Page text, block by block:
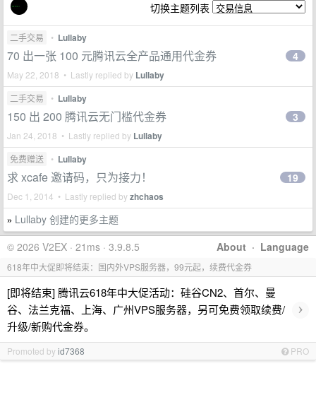
切换主题列表
二手交易 • Lullaby
70 出一张 100 元腾讯云全产品通用代金券
May 22, 2018 • Lastly replied by Lullaby
4
二手交易 • Lullaby
150 出 200 腾讯云无门槛代金券
Jan 24, 2018 • Lastly replied by Lullaby
3
免费赠送 • Lullaby
求 xcafe 邀请码，只为接力！
Dec 1, 2014 • Lastly replied byzhchaos
19
» Lullaby 创建的更多主题
About · Language
© 2026 V2EX · 21ms · 3.9.8.5
618年中大促即将结束：国内外VPS服务器，99元起，续费代金券
[即将结束] 腾讯云618年中大促活动：硅谷CN2、首尔、曼
谷、法兰克福、上海、广州VPS服务器，另可免费领取续费/
升级/新购代金券。
›
Promoted byid7368 PRO